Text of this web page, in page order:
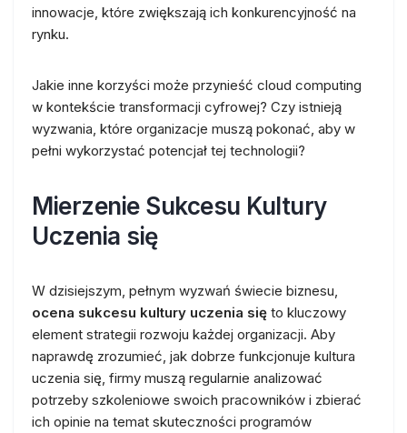
innowacje, które zwiększają ich konkurencyjność na
rynku.
Jakie inne korzyści może przynieść cloud computing
w kontekście transformacji cyfrowej? Czy istnieją
wyzwania, które organizacje muszą pokonać, aby w
pełni wykorzystać potencjał tej technologii?
Mierzenie Sukcesu Kultury
Uczenia się
W dzisiejszym, pełnym wyzwań świecie biznesu,
ocena sukcesu kultury uczenia się to kluczowy
element strategii rozwoju każdej organizacji. Aby
naprawdę zrozumieć, jak dobrze funkcjonuje kultura
uczenia się, firmy muszą regularnie analizować
potrzeby szkoleniowe swoich pracowników i zbierać
ich opinie na temat skuteczności programów